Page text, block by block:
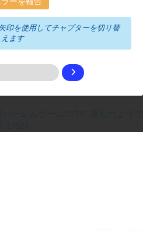
を使用してチャプターを切り替
えます